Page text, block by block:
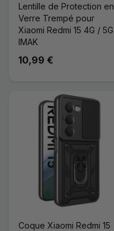
Lentille de Protection en
Verre Trempé pour
Xiaomi Redmi 15 4G / 5G
IMAK
10,99 €
Coque Xiaomi Redmi 15